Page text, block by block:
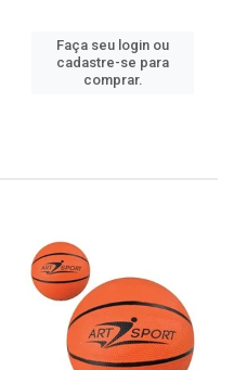
Faça seu login ou
cadastre-se para
comprar.